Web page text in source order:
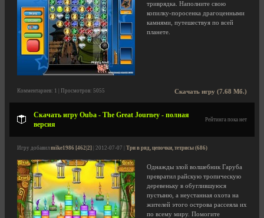
триврядка. Наполните свою
копилку-поросенка драгоценными
камнями, путешествуя по всей
планете.
Скачать игру (7.68 Мб.)
Комментариев: 1 | Просмотров: 5055
Скачать игру Ouba - The Great Journey - полная
версия
Рейтинга пока нет
Игру добавил mike1986 [462|2] | 2012-07-07 | Три в ряд, цепочки, тетрисы (686)
Однажды злой волшебник Гаруба
превратил райскую тропическую
деревеньку в обуглившуюся
пустыню, а неустанная охота на
жителей этого острова рассеяла их
по всему миру. Помогите